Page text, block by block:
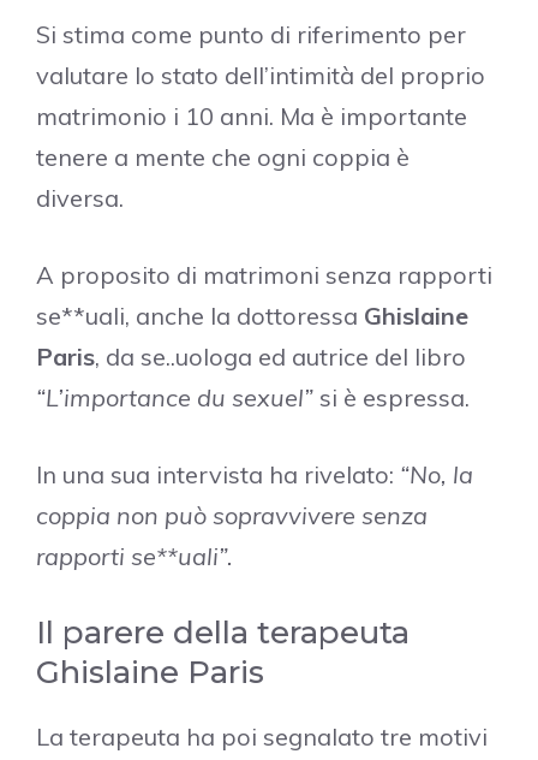
Si stima come punto di riferimento per
valutare lo stato dell’intimità del proprio
matrimonio i 10 anni. Ma è importante
tenere a mente che ogni coppia è
diversa.
A proposito di matrimoni senza rapporti
se**uali, anche la dottoressa Ghislaine
Paris, da se..uologa ed autrice del libro
“L’importance du sexuel” si è espressa.
In una sua intervista ha rivelato: “No, la
coppia non può sopravvivere senza
rapporti se**uali”.
Il parere della terapeuta
Ghislaine Paris
La terapeuta ha poi segnalato tre motivi